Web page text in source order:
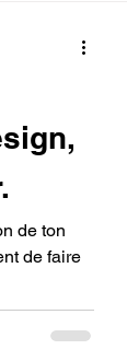
de ton
de faire